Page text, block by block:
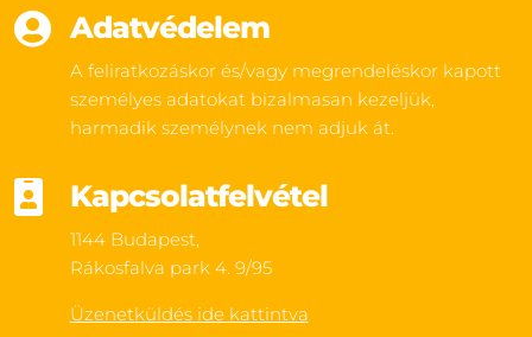
 Adatvédelem
A feliratkozáskor és/vagy megrendeléskor kapott
személyes adatokat bizalmasan kezeljük,
harmadik személynek nem adjuk át.
 Kapcsolatfelvétel
1144 Budapest,
Rákosfalva park 4. 9/95
Üzenetküldés ide kattintva